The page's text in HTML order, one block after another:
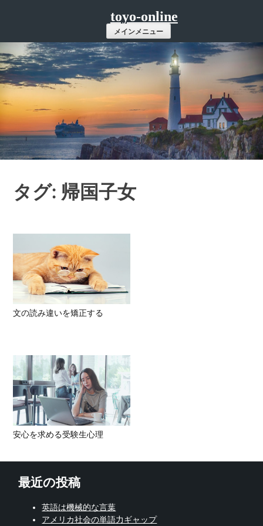
ツ
へ
ス
キ
ッ
プ
toyo-online
メインメニュー
タグ: 帰国子女
文の読み違いを矯正する
安心を求める受験生心理
最近の投稿
英語は機械的な言葉
アメリカ社会の単語力ギャップ